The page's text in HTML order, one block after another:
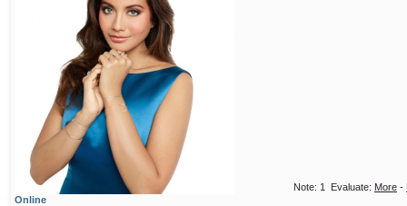
Online
Note: 1 Evaluate: More -